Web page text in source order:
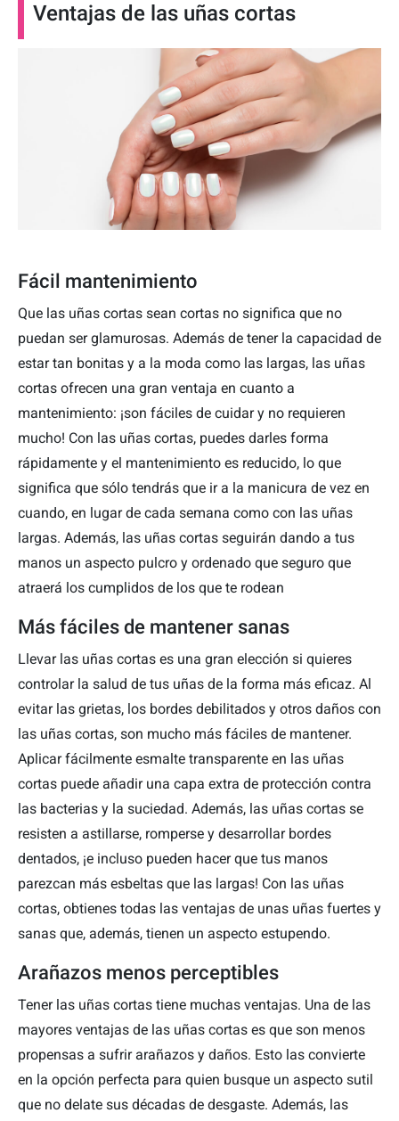
Ventajas de las uñas cortas
Fácil mantenimiento
Que las uñas cortas sean cortas no significa que no
puedan ser glamurosas. Además de tener la capacidad de
estar tan bonitas y a la moda como las largas, las uñas
cortas ofrecen una gran ventaja en cuanto a
mantenimiento: ¡son fáciles de cuidar y no requieren
mucho! Con las uñas cortas, puedes darles forma
rápidamente y el mantenimiento es reducido, lo que
significa que sólo tendrás que ir a la manicura de vez en
cuando, en lugar de cada semana como con las uñas
largas. Además, las uñas cortas seguirán dando a tus
manos un aspecto pulcro y ordenado que seguro que
atraerá los cumplidos de los que te rodean
Más fáciles de mantener sanas
Llevar las uñas cortas es una gran elección si quieres
controlar la salud de tus uñas de la forma más eficaz. Al
evitar las grietas, los bordes debilitados y otros daños con
las uñas cortas, son mucho más fáciles de mantener.
Aplicar fácilmente esmalte transparente en las uñas
cortas puede añadir una capa extra de protección contra
las bacterias y la suciedad. Además, las uñas cortas se
resisten a astillarse, romperse y desarrollar bordes
dentados, ¡e incluso pueden hacer que tus manos
parezcan más esbeltas que las largas! Con las uñas
cortas, obtienes todas las ventajas de unas uñas fuertes y
sanas que, además, tienen un aspecto estupendo.
Arañazos menos perceptibles
Tener las uñas cortas tiene muchas ventajas. Una de las
mayores ventajas de las uñas cortas es que son menos
propensas a sufrir arañazos y daños. Esto las convierte
en la opción perfecta para quien busque un aspecto sutil
que no delate sus décadas de desgaste. Además, las